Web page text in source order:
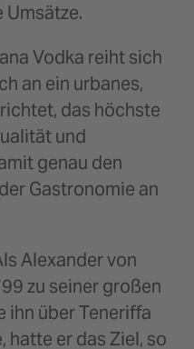
Umsätze.
Vodka reiht sich
an ein urbanes,
das höchste
und
genau den
Gastronomie an
Alexander von
zu seiner großen
ihn über Teneriffa
hatte er das Ziel, so